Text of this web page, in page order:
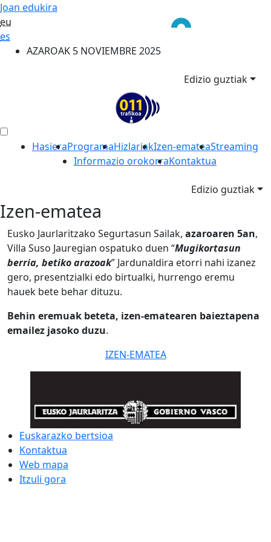
Joan edukira
eu
es
AZAROAK 5 NOVIEMBRE 2025
Edizio guztiak
HasieraProgramaHizlariakIzen-emateaStreaming
Informazio orokorraKontaktua
Edizio guztiak
Izen-ematea
Eusko Jaurlaritzako Segurtasun Sailak, azaroaren 5an,
Villa Suso Jauregian ospatuko duen “Mugikortasun
berria, betiko arazoak” Jardunaldira etorri nahi izanez
gero, presentzialki edo birtualki, hurrengo eremu
hauek bete behar dituzu.
Behin eremuak beteta, izen-ematearen baieztapena
emailez jasoko duzu.
IZEN-EMATEA
Euskarazko bertsioa
Kontaktua
Web mapa
Itzuli gora